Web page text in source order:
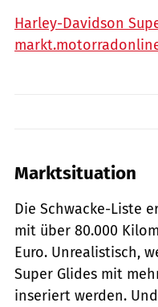
Harley-Davidson
Marktsituation
Die Schwacke-Liste
mit über 80.000
Euro. Unrealistisch,
Super Glides mit
inseriert werden.